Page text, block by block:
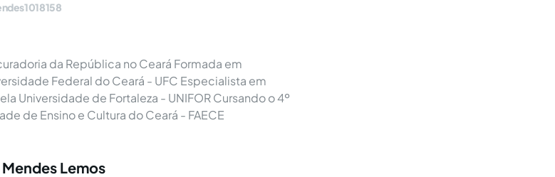
da República no Ceará Formada em
Federal do Ceará - UFC Especialista em
Universidade de Fortaleza - UNIFOR Cursando o 4º
de Ensino e Cultura do Ceará - FAECE
Lemos